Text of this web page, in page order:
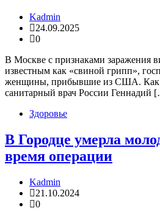
Kadmin
24.09.2025
0
В Москве с признаками заражения
известным как «свиной грипп»,
женщины, прибывшие из США. Как
санитарный врач России Геннадий
Здоровье
В Городце умерла
время операции
Kadmin
21.10.2024
0